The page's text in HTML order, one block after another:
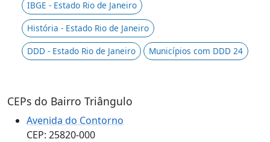
IBGE - Estado Rio de Janeiro
História - Estado Rio de Janeiro
DDD - Estado Rio de Janeiro
Municípios com DDD 24
CEPs do Bairro Triângulo
Avenida do Contorno
CEP: 25820-000